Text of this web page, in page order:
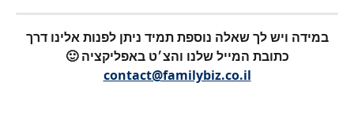
במידה ויש לך שאלה נוספת תמיד ניתן לפנות אלינו דרך
כתובת המייל שלנו והצ׳ט באפליקציה 🙂
contact@familybiz.co.il